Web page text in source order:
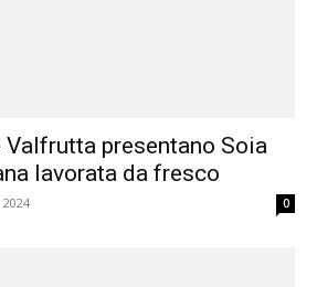
Valfrutta presentano Soia
lavorata da fresco
0